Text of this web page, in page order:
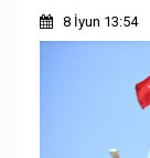
8 İyun 13:54